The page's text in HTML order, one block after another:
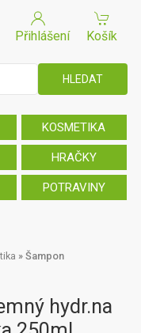
Přihlášení Košík
KOSMETIKA
HRAČKY
POTRAVINY
» Šampon
hydr.na